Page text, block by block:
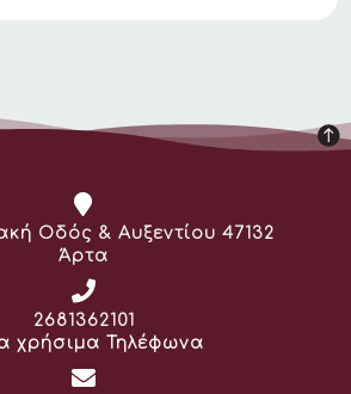
Οδός & Αυξεντίου 47132
Άρτα
Τηλέφωνο:
2681362101
χρήσιμα Τηλέφωνα